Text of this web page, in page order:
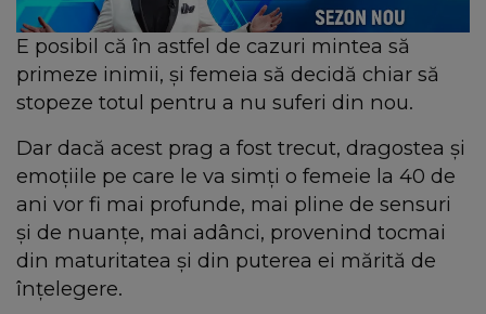
E posibil că în astfel de cazuri mintea să
primeze inimii, şi femeia să decidă chiar să
stopeze totul pentru a nu suferi din nou.
Dar dacă acest prag a fost trecut, dragostea şi
emoţiile pe care le va simţi o femeie la 40 de
ani vor fi mai profunde, mai pline de sensuri
şi de nuanţe, mai adânci, provenind tocmai
din maturitatea şi din puterea ei mărită de
înţelegere.